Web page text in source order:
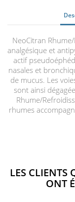
NeoCitran
analgésique et
actif
nasales et
de mucus. Les
sont ainsi
Rhume/
rhumes
LES CLIENTS
ONT